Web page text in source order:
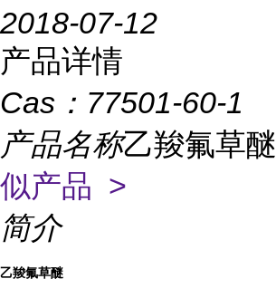
2018-07-12
产品详情
Cas： 77501-60-1
产品名称乙羧氟草醚
似产品 >
简介
乙羧氟草醚